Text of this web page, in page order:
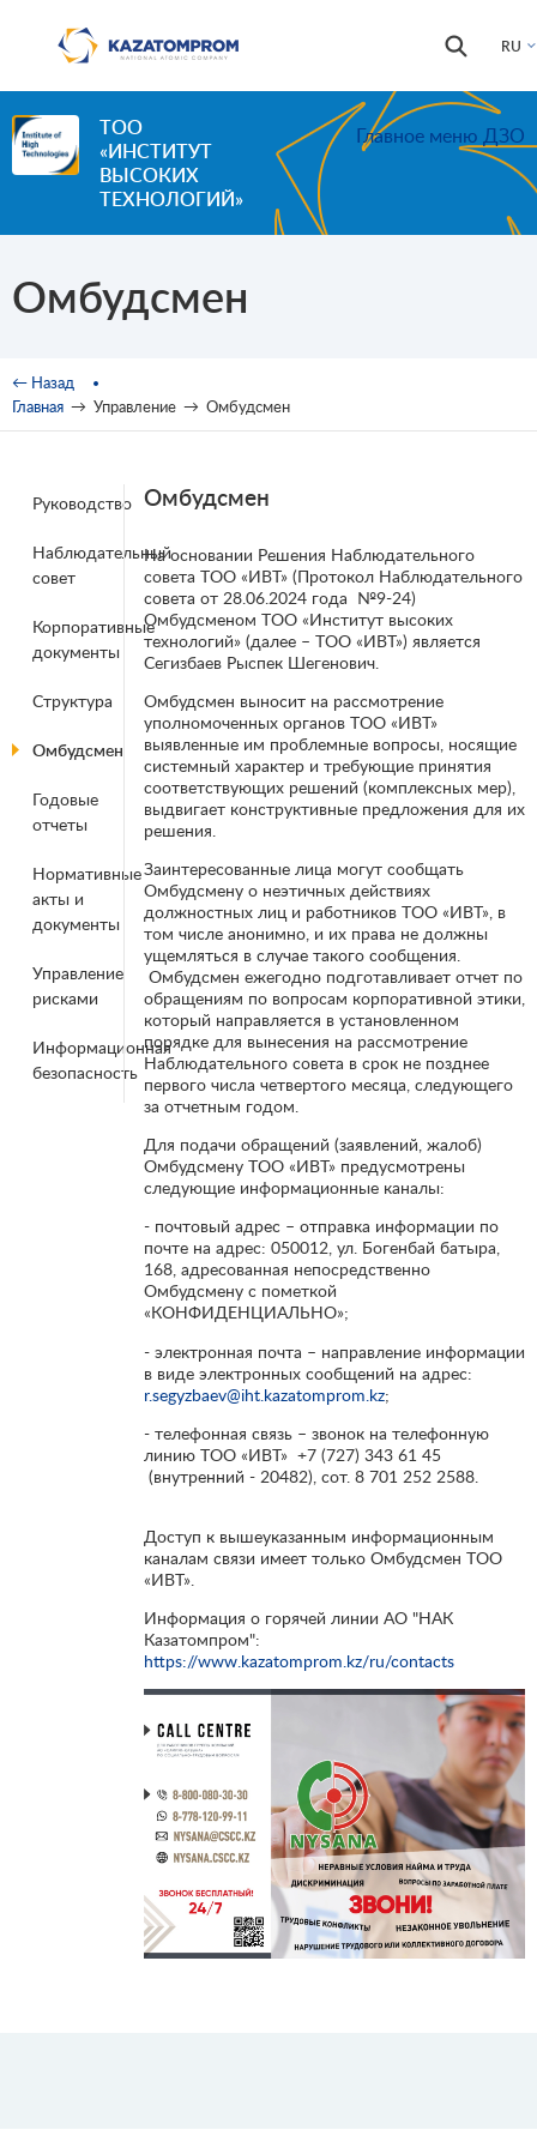
RU
Форма
Поиск
ТОО
«ИНСТИТУТ
ВЫСОКИХ
ТЕХНОЛОГИЙ»
Главное меню ДЗО
Омбудсмен
Вы здесь
← Назад
Главная → Управление → Омбудсмен
Руководство
Наблюдательный
совет
Корпоративные
документы
Структура
Омбудсмен
Годовые
отчеты
Нормативные
акты и
документы
Управление
рисками
Информационная
безопасность
Омбудсмен
На основании Решения Наблюдательного
совета ТОО «ИВТ» (Протокол Наблюдательного
совета от 28.06.2024 года №9-24)
Омбудсменом ТОО «Институт высоких
технологий» (далее – ТОО «ИВТ») является
Cегизбаев Рыспек Шегенович.
Омбудсмен выносит на рассмотрение
уполномоченных органов ТОО «ИВТ»
выявленные им проблемные вопросы, носящие
системный характер и требующие принятия
соответствующих решений (комплексных мер),
выдвигает конструктивные предложения для их
решения.
Заинтересованные лица могут сообщать
Омбудсмену о неэтичных действиях
должностных лиц и работников ТОО «ИВТ», в
том числе анонимно, и их права не должны
ущемляться в случае такого сообщения.
Омбудсмен ежегодно подготавливает отчет по
обращениям по вопросам корпоративной этики,
который направляется в установленном
порядке для вынесения на рассмотрение
Наблюдательного совета в срок не позднее
первого числа четвертого месяца, следующего
за отчетным годом.
Для подачи обращений (заявлений, жалоб)
Омбудсмену ТОО «ИВТ» предусмотрены
следующие информационные каналы:
- почтовый адрес – отправка информации по
почте на адрес: 050012, ул. Богенбай батыра,
168, адресованная непосредственно
Омбудсмену с пометкой
«КОНФИДЕНЦИАЛЬНО»;
- электронная почта – направление информации
в виде электронных сообщений на адрес:
r.segyzbaev@iht.kazatomprom.kz;
- телефонная связь – звонок на телефонную
линию ТОО «ИВТ» +7 (727) 343 61 45
(внутренний - 20482), сот. 8 701 252 2588.
Доступ к вышеуказанным информационным
каналам связи имеет только Омбудсмен ТОО
«ИВТ».
Информация о горячей линии АО "НАК
Казатомпром":
https://www.kazatomprom.kz/ru/contacts